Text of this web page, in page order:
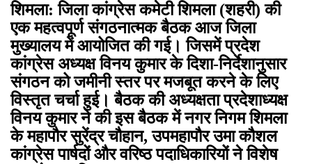
शिमला: जिला कांग्रेस कमेटी शिमला (शहरी) की
एक महत्वपूर्ण संगठनात्मक बैठक आज जिला
मुख्यालय में आयोजित की गई। जिसमें प्रदेश
कांग्रेस अध्यक्ष विनय कुमार के दिशा-निर्देशानुसार
संगठन को जमीनी स्तर पर मजबूत करने के लिए
विस्तृत चर्चा हुई। बैठक की अध्यक्षता प्रदेशाध्यक्ष
विनय कुमार ने की इस बैठक में नगर निगम शिमला
के महापौर सुरेंद्र चौहान, उपमहापौर उमा कौशल
कांग्रेस पार्षदों और वरिष्ठ पदाधिकारियों ने विशेष